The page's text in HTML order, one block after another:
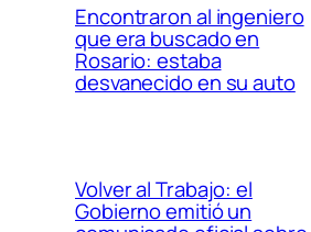
Encontraron al ingeniero
que era buscado en
Rosario: estaba
desvanecido en su auto
Volver al Trabajo: el
Gobierno emitió un